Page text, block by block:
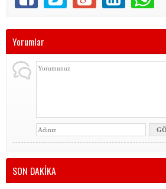
Yorumlar
SON DAKİKA